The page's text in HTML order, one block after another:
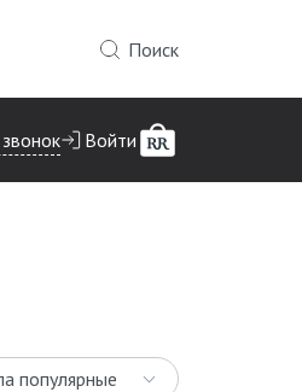
Поиск
Войти
популярные